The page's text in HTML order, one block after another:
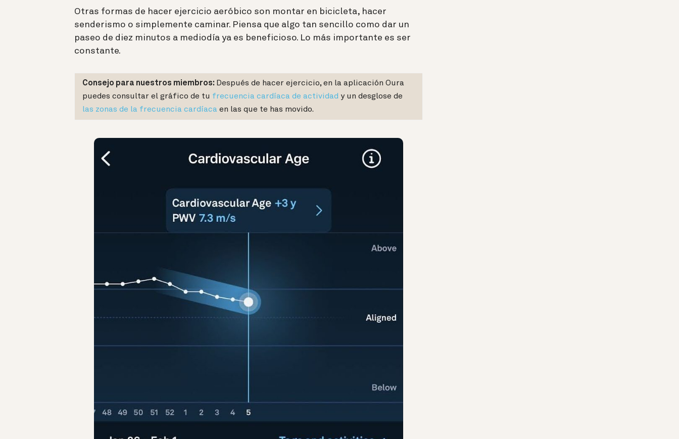
Otras formas de hacer ejercicio aeróbico son montar en bicicleta, hacer
senderismo o simplemente caminar. Piensa que algo tan sencillo como dar un
paseo de diez minutos a mediodía ya es beneficioso. Lo más importante es ser
constante.
Consejo para nuestros miembros: Después de hacer ejercicio, en la aplicación Oura
puedes consultar el gráfico de tu frecuencia cardíaca de actividad y un desglose de
las zonas de la frecuencia cardíaca en las que te has movido.